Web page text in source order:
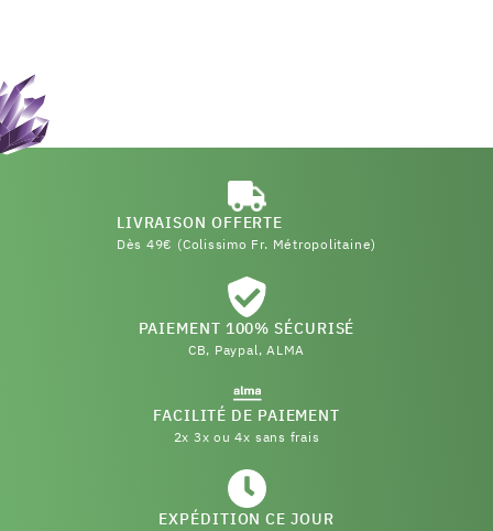
LIVRAISON OFFERTE
Dès 49€ (Colissimo Fr. Métropolitaine)
PAIEMENT 100% SÉCURISÉ
CB, Paypal, ALMA
FACILITÉ DE PAIEMENT
2x 3x ou 4x sans frais
EXPÉDITION CE JOUR